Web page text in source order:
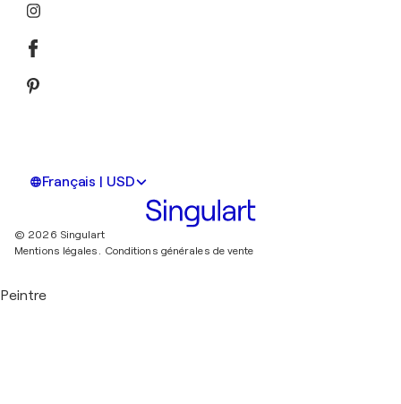
Français | USD
© 2026 Singulart
Mentions légales. Conditions générales de vente
Peintre